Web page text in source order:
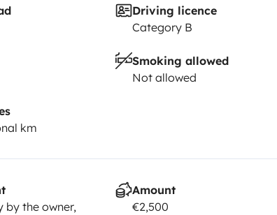
Driving licence
Category B
Smoking allowed
Not allowed
km
by the owner,
Amount
€2,500